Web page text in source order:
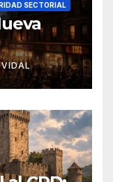
SECTORIAL
VIDAL